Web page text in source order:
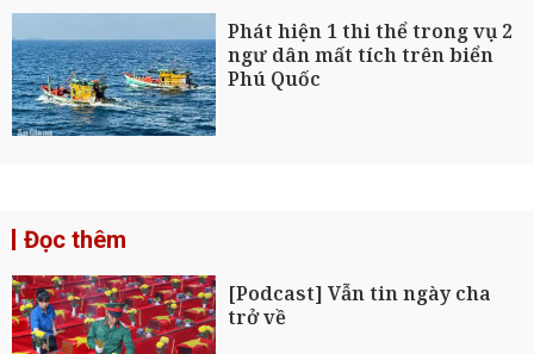
Phát hiện 1 thi thể trong vụ 2
ngư dân mất tích trên biển
Phú Quốc
Đọc thêm
[Podcast] Vẫn tin ngày cha
trở về